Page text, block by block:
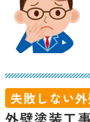
失敗しない
外壁塗装工